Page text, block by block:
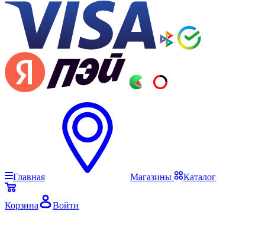
Главная Магазины Каталог
Корзина Войти